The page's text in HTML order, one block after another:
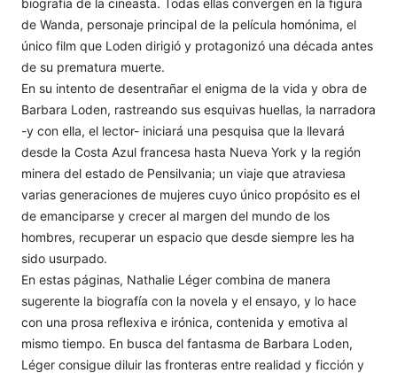
de Wanda, personaje principal de la película homónima, el
único film que Loden dirigió y protagonizó una década antes
de su prematura muerte.
En su intento de desentrañar el enigma de la vida y obra de
Barbara Loden, rastreando sus esquivas huellas, la narradora
-y con ella, el lector- iniciará una pesquisa que la llevará
desde la Costa Azul francesa hasta Nueva York y la región
minera del estado de Pensilvania; un viaje que atraviesa
varias generaciones de mujeres cuyo único propósito es el
de emanciparse y crecer al margen del mundo de los
hombres, recuperar un espacio que desde siempre les ha
sido usurpado.
En estas páginas, Nathalie Léger combina de manera
sugerente la biografía con la novela y el ensayo, y lo hace
con una prosa reflexiva e irónica, contenida y emotiva al
mismo tiempo. En busca del fantasma de Barbara Loden,
Léger consigue diluir las fronteras entre realidad y ficción y